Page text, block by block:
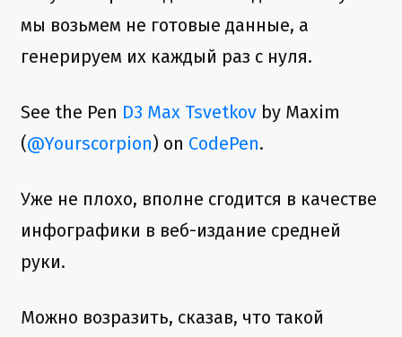
мы возьмем не готовые данные, а
генерируем их каждый раз с нуля.
See the Pen D3 Max Tsvetkov by Maxim
(@Yourscorpion) on CodePen.
Уже не плохо, вполне сгодится в качестве
инфографики в веб-издание средней
руки.
Можно возразить, сказав, что такой